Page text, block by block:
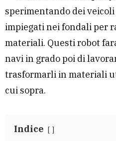
sperimentando dei
impiegati nei fondali per
materiali. Questi robot
navi in grado poi di
trasformarli in materiali
cui sopra.
Indice